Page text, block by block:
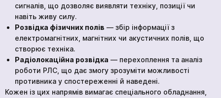
сигналів, що дозволяє виявляти техніку, позиції чи
навіть живу силу.
Розвідка фізичних полів — збір інформації з
електромагнітних, магнітних чи акустичних полів, що
створює техніка.
Радіолокаційна розвідка — перехоплення та аналіз
роботи РЛС, що дає змогу зрозуміти можливості
противника у спостереженні й наведені.
Кожен із цих напрямів вимагає спеціального обладнання,